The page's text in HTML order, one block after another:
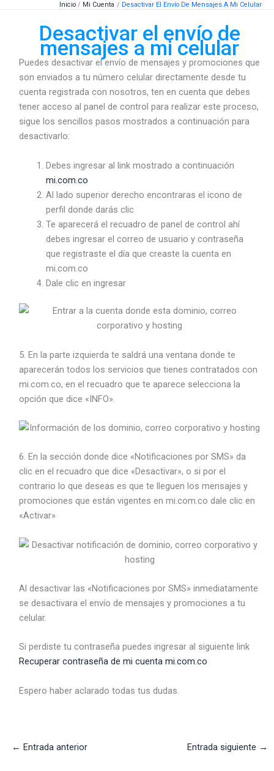
Inicio Mi Cuenta Desactivar El Envío De Mensajes A Mi Celular
Desactivar el envío de
mensajes a mi celular
Puedes desactivar el envío de mensajes y promociones que
son enviados a tu número celular directamente desde tu
cuenta registrada con nosotros, ten en cuenta que debes
tener acceso al panel de control para realizar este proceso,
sigue los sencillos pasos mostrados a continuación para
desactivarlo:
Debes ingresar al link mostrado a continuación
mi.com.co
Al lado superior derecho encontraras el icono de
perfil donde darás clic
Te aparecerá el recuadro de panel de control ahí
debes ingresar el correo de usuario y contraseña
que registraste el día que creaste la cuenta en
mi.com.co
Dale clic en ingresar
5. En la parte izquierda te saldrá una ventana donde te
aparecerán todos los servicios que tienes contratados con
mi.com.co, en el recuadro que te aparece selecciona la
opción que dice «INFO».
6. En la sección donde dice «Notificaciones por SMS» da
clic en el recuadro que dice «Desactivar», o si por el
contrario lo que deseas es que te lleguen los mensajes y
promociones que están vigentes en mi.com.co dale clic en
«Activar»
Al desactivar las «Notificaciones por SMS» inmediatamente
se desactivara el envío de mensajes y promociones a tu
celular.
Si perdiste tu contraseña puedes ingresar al siguiente link
Recuperar contraseña de mi cuenta mi.com.co
Espero haber aclarado todas tus dudas.
← Entrada anterior Entrada siguiente →